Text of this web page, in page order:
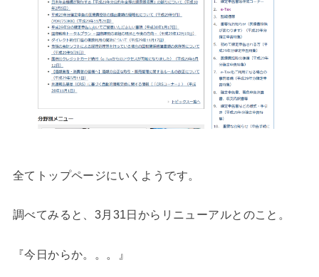
全てトップページにいくようです。
調べてみると、3月31日からリニューアルとのこと。
『今日からか。。。』